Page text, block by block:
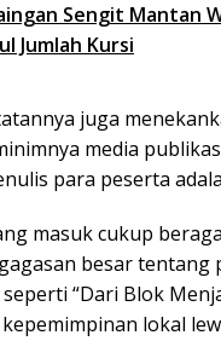
Sengit Mantan
Jumlah Kursi
juga
media
para peserta
masuk cukup
besar tentang
“Dari Blok
lokal